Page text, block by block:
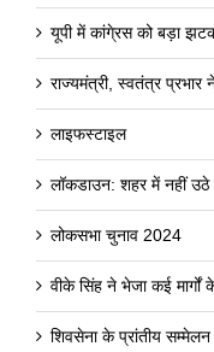
यूपी में कांगे्रस को बड़ा
राज्यमंत्री, स्वतंत्र प्रभार
लाइफस्टाइल
लॉकडाउन: शहर में नहीं उठे
लोकसभा चुनाव 2024
वीके सिंह ने भेजा कई मार्गों
शिवसेना के प्रांतीय सम्मेलन